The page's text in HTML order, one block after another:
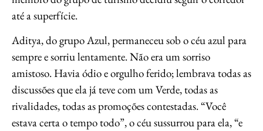
até a superfície.
Aditya, do grupo Azul, permaneceu sob o céu azul para
sempre e sorriu lentamente. Não era um sorriso
amistoso. Havia ódio e orgulho ferido; lembrava todas as
discussões que ela já teve com um Verde, todas as
rivalidades, todas as promoções contestadas. “Você
estava certa o tempo todo”, o céu sussurrou para ela, “e